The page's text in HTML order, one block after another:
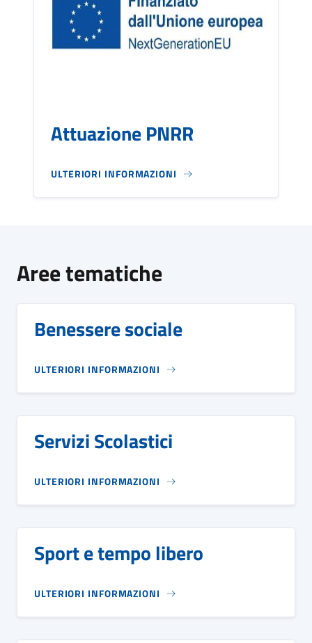
Attuazione PNRR
ULTERIORI INFORMAZIONI
Aree tematiche
Benessere sociale
ULTERIORI INFORMAZIONI
Servizi Scolastici
ULTERIORI INFORMAZIONI
Sport e tempo libero
ULTERIORI INFORMAZIONI